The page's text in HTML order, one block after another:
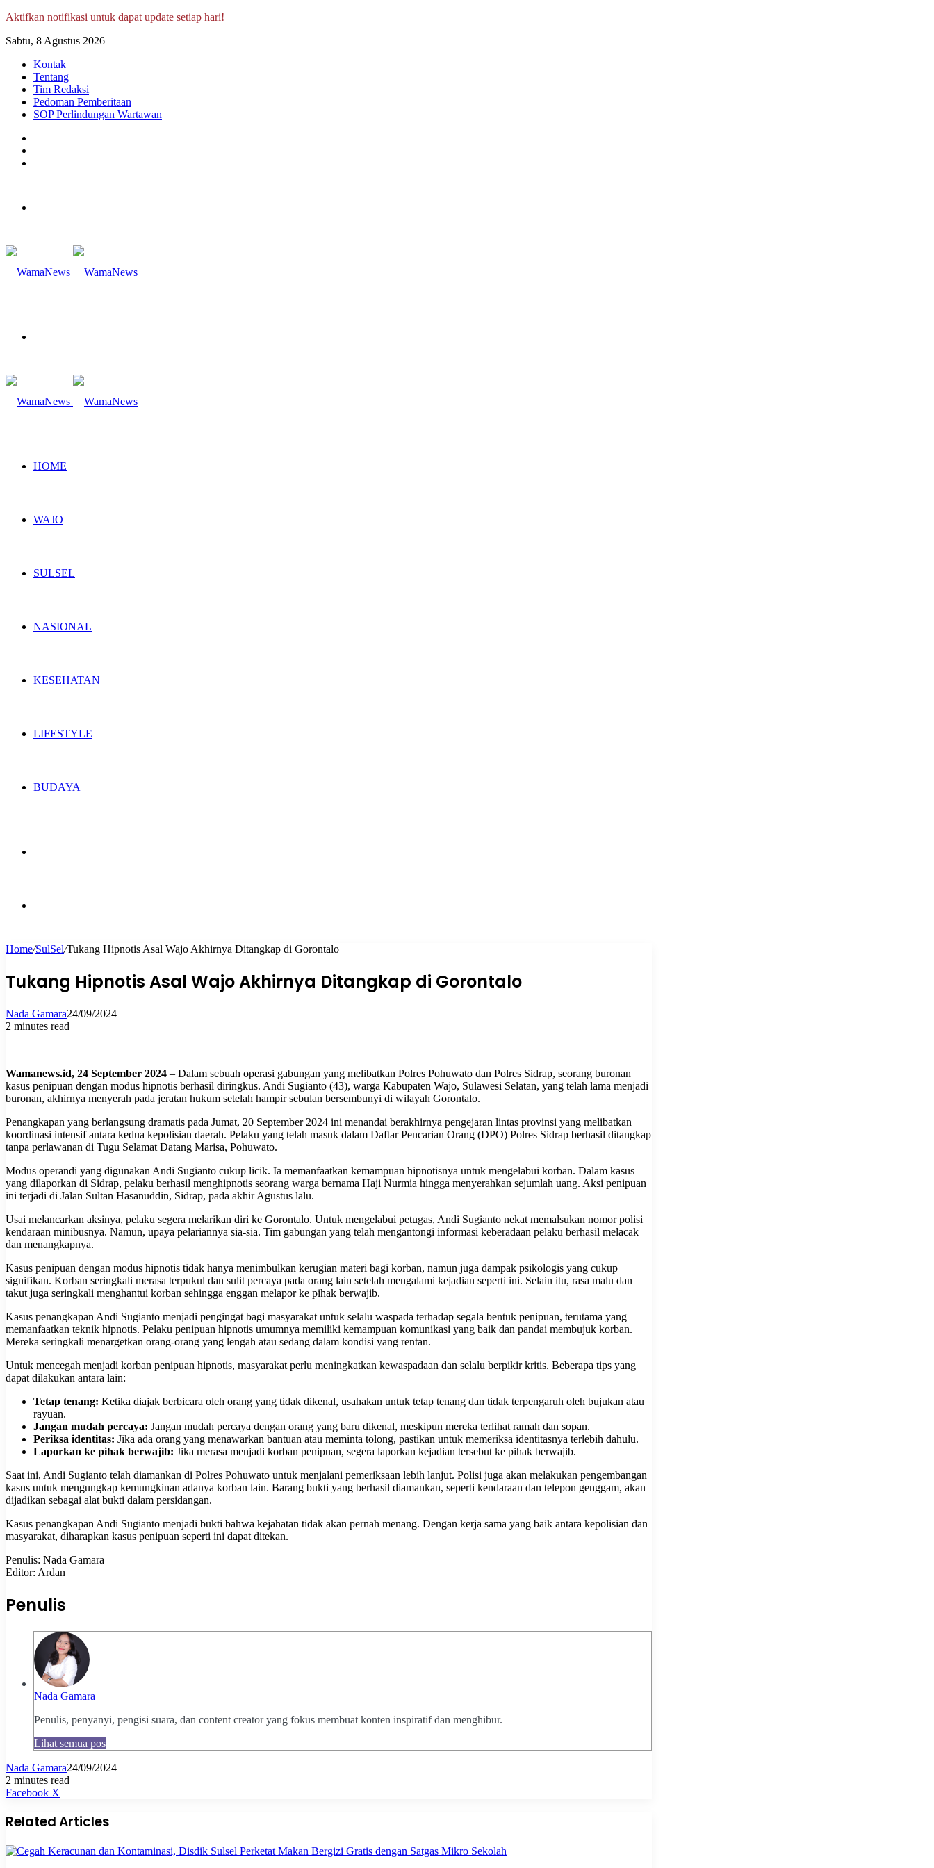
Aktifkan notifikasi untuk dapat update setiap hari!
Sabtu, 8 Agustus 2026
Kontak
Tentang
Tim Redaksi
Pedoman Pemberitaan
SOP Perlindungan Wartawan
HOME
WAJO
SULSEL
NASIONAL
KESEHATAN
LIFESTYLE
BUDAYA
for
Home/SulSel/Tukang Hipnotis Asal Wajo Akhirnya Ditangkap di Gorontalo
Tukang Hipnotis Asal Wajo Akhirnya Ditangkap di Gorontalo
Nada Gamara24/09/2024
2 minutes read
Wamanews.id, 24 September 2024 – Dalam sebuah operasi gabungan yang melibatkan Polres Pohuwato dan Polres Sidrap, seorang buronan
kasus penipuan dengan modus hipnotis berhasil diringkus. Andi Sugianto (43), warga Kabupaten Wajo, Sulawesi Selatan, yang telah lama menjadi
buronan, akhirnya menyerah pada jeratan hukum setelah hampir sebulan bersembunyi di wilayah Gorontalo.
Penangkapan yang berlangsung dramatis pada Jumat, 20 September 2024 ini menandai berakhirnya pengejaran lintas provinsi yang melibatkan
koordinasi intensif antara kedua kepolisian daerah. Pelaku yang telah masuk dalam Daftar Pencarian Orang (DPO) Polres Sidrap berhasil ditangkap
tanpa perlawanan di Tugu Selamat Datang Marisa, Pohuwato.
Modus operandi yang digunakan Andi Sugianto cukup licik. Ia memanfaatkan kemampuan hipnotisnya untuk mengelabui korban. Dalam kasus
yang dilaporkan di Sidrap, pelaku berhasil menghipnotis seorang warga bernama Haji Nurmia hingga menyerahkan sejumlah uang. Aksi penipuan
ini terjadi di Jalan Sultan Hasanuddin, Sidrap, pada akhir Agustus lalu.
Usai melancarkan aksinya, pelaku segera melarikan diri ke Gorontalo. Untuk mengelabui petugas, Andi Sugianto nekat memalsukan nomor polisi
kendaraan minibusnya. Namun, upaya pelariannya sia-sia. Tim gabungan yang telah mengantongi informasi keberadaan pelaku berhasil melacak
dan menangkapnya.
Kasus penipuan dengan modus hipnotis tidak hanya menimbulkan kerugian materi bagi korban, namun juga dampak psikologis yang cukup
signifikan. Korban seringkali merasa terpukul dan sulit percaya pada orang lain setelah mengalami kejadian seperti ini. Selain itu, rasa malu dan
takut juga seringkali menghantui korban sehingga enggan melapor ke pihak berwajib.
Kasus penangkapan Andi Sugianto menjadi pengingat bagi masyarakat untuk selalu waspada terhadap segala bentuk penipuan, terutama yang
memanfaatkan teknik hipnotis. Pelaku penipuan hipnotis umumnya memiliki kemampuan komunikasi yang baik dan pandai membujuk korban.
Mereka seringkali menargetkan orang-orang yang lengah atau sedang dalam kondisi yang rentan.
Untuk mencegah menjadi korban penipuan hipnotis, masyarakat perlu meningkatkan kewaspadaan dan selalu berpikir kritis. Beberapa tips yang
dapat dilakukan antara lain:
Tetap tenang: Ketika diajak berbicara oleh orang yang tidak dikenal, usahakan untuk tetap tenang dan tidak terpengaruh oleh bujukan atau
rayuan.
Jangan mudah percaya: Jangan mudah percaya dengan orang yang baru dikenal, meskipun mereka terlihat ramah dan sopan.
Periksa identitas: Jika ada orang yang menawarkan bantuan atau meminta tolong, pastikan untuk memeriksa identitasnya terlebih dahulu.
Laporkan ke pihak berwajib: Jika merasa menjadi korban penipuan, segera laporkan kejadian tersebut ke pihak berwajib.
Saat ini, Andi Sugianto telah diamankan di Polres Pohuwato untuk menjalani pemeriksaan lebih lanjut. Polisi juga akan melakukan pengembangan
kasus untuk mengungkap kemungkinan adanya korban lain. Barang bukti yang berhasil diamankan, seperti kendaraan dan telepon genggam, akan
dijadikan sebagai alat bukti dalam persidangan.
Kasus penangkapan Andi Sugianto menjadi bukti bahwa kejahatan tidak akan pernah menang. Dengan kerja sama yang baik antara kepolisian dan
masyarakat, diharapkan kasus penipuan seperti ini dapat ditekan.
Penulis: Nada Gamara
Editor: Ardan
Penulis
Nada Gamara
Penulis, penyanyi, pengisi suara, dan content creator yang fokus membuat konten inspiratif dan menghibur.
Lihat semua pos
Nada Gamara24/09/2024
2 minutes read
Facebook X
Email
Related Articles